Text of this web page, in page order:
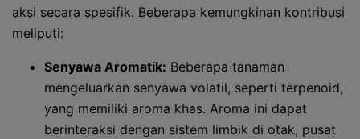
aksi secara spesifik. Beberapa kemungkinan kontribusi
meliputi:
Senyawa Aromatik: Beberapa tanaman
mengeluarkan senyawa volatil, seperti terpenoid,
yang memiliki aroma khas. Aroma ini dapat
berinteraksi dengan sistem limbik di otak, pusat